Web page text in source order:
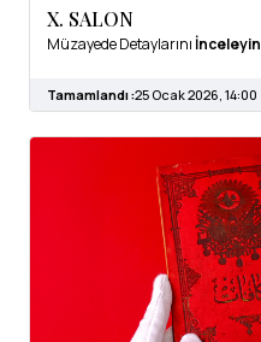
X. SALON
Müzayede Detaylarını İnceleyin
Tamamlandı :25 Ocak 2026, 14:00